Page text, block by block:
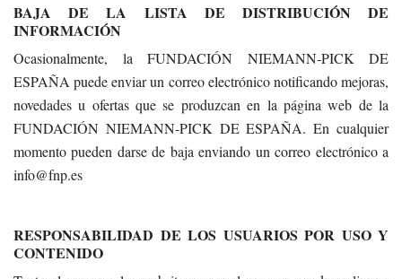
BAJA DE LA LISTA DE DISTRIBUCIÓN DE
INFORMACIÓN
Ocasionalmente, la FUNDACIÓN NIEMANN-PICK DE
ESPAÑA puede enviar un correo electrónico notificando mejoras,
novedades u ofertas que se produzcan en la página web de la
FUNDACIÓN NIEMANN-PICK DE ESPAÑA. En cualquier
momento pueden darse de baja enviando un correo electrónico a
info@fnp.es
RESPONSABILIDAD DE LOS USUARIOS POR USO Y
CONTENIDO